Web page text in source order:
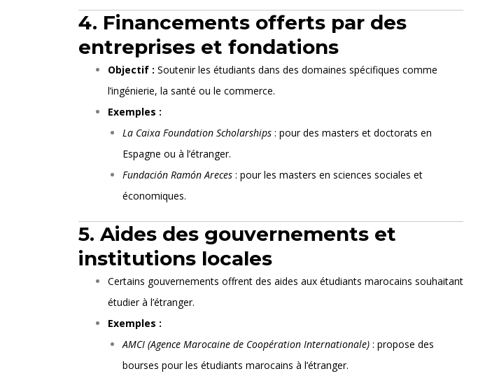
4. Financements offerts par des
entreprises et fondations
Objectif : Soutenir les étudiants dans des domaines spécifiques comme
l’ingénierie, la santé ou le commerce.
Exemples :
La Caixa Foundation Scholarships : pour des masters et doctorats en
Espagne ou à l’étranger.
Fundación Ramón Areces : pour les masters en sciences sociales et
économiques.
5. Aides des gouvernements et
institutions locales
Certains gouvernements offrent des aides aux étudiants marocains souhaitant
étudier à l’étranger.
Exemples :
AMCI (Agence Marocaine de Coopération Internationale) : propose des
bourses pour les étudiants marocains à l’étranger.